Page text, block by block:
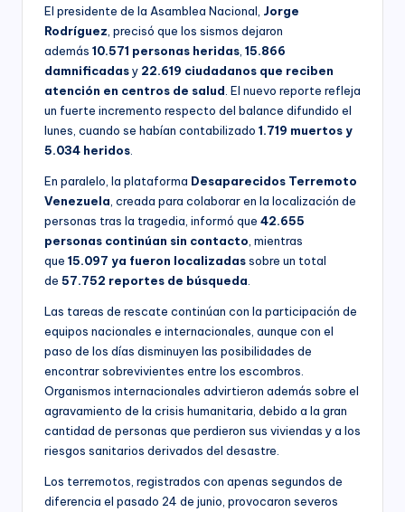
El presidente de la Asamblea Nacional, Jorge
Rodríguez , precisó que los sismos dejaron
además 10.571 personas heridas 15.866
damnificadasy 22.619 ciudadanos que reciben
atención en centros de salud . El nuevo reporte refleja
un fuerte incremento respecto del balance difundido el
lunes, cuando se habían contabilizado 1.719 muertos y
5.034 heridos
En paralelo, la plataforma Desaparecidos Terremoto
Venezuela , creada para colaborar en la localización de
personas tras la tragedia, informó que 42.655
personas continúan sin contacto , mientras
que 15.097 ya fueron localizadassobre un total
de 57.752 reportes de búsqueda
Las tareas de rescate continúan con la participación de
equipos nacionales e internacionales, aunque con el
paso de los días disminuyen las posibilidades de
encontrar sobrevivientes entre los escombros.
Organismos internacionales advirtieron además sobre el
agravamiento de la crisis humanitaria, debido a la gran
cantidad de personas que perdieron sus viviendas y a los
riesgos sanitarios derivados del desastre.
Los terremotos, registrados con apenas segundos de
diferencia el pasado 24 de junio, provocaron severos